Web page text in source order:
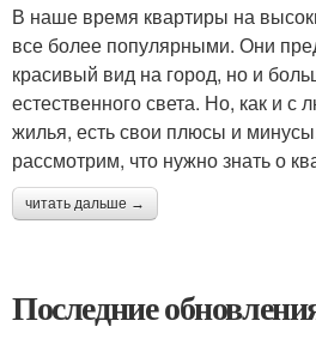
В наше время квартиры на
все более популярными. Они
красивый вид на город, но и
естественного света. Но, как и
жилья, есть свои плюсы и
рассмотрим, что нужно знать о
читать дальше →
Последние